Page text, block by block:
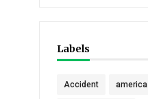
Labels
Accident america